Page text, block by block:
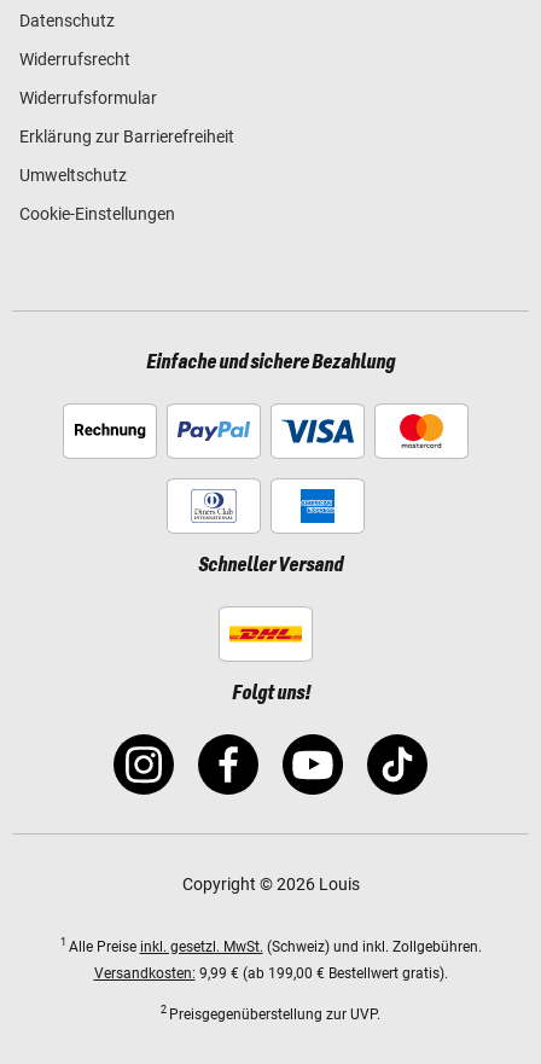
Datenschutz
Widerrufsrecht
Widerrufsformular
Erklärung zur Barrierefreiheit
Umweltschutz
Cookie-Einstellungen
Einfache und sichere Bezahlung
Schneller Versand
Folgt uns!
Copyright © 2026 Louis
1 Alle Preise inkl. gesetzl. MwSt. (Schweiz) und inkl. Zollgebühren.
Versandkosten: 9,99 € (ab 199,00 € Bestellwert gratis).
2 Preisgegenüberstellung zur UVP.